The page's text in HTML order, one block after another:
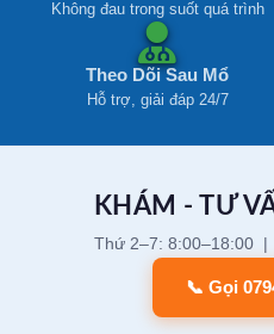
Không đau trong suốt quá trình
Theo Dõi Sau Mổ
Hỗ trợ, giải đáp 24/7
KHÁM - TƯ
Thứ 2–7: 8:00–18:00 |
📞 Gọi